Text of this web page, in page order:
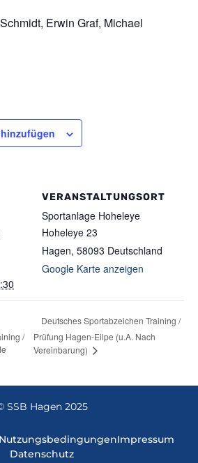
Erwin Graf, Michael
VERANSTALTUNGSORT
Sportanlage Hoheleye
Hoheleye 23
Hagen, 58093 Deutschland
Google Karte anzeigen
/
Deutsches Sportabzeichen Training /
Prüfung Hagen-Eilpe (u.A. Nach
Vereinbarung)
SSB Hagen 2025
NutzungsbedingungenImpressum
Datenschutz